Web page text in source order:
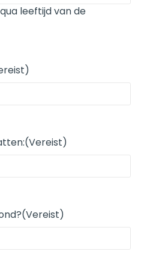
leeftijd van de
(Vereist)
(Vereist)